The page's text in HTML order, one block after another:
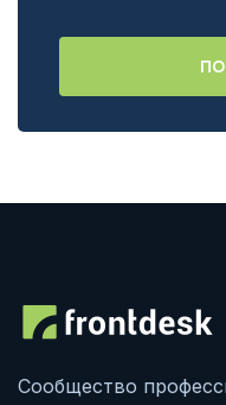
Сообщество